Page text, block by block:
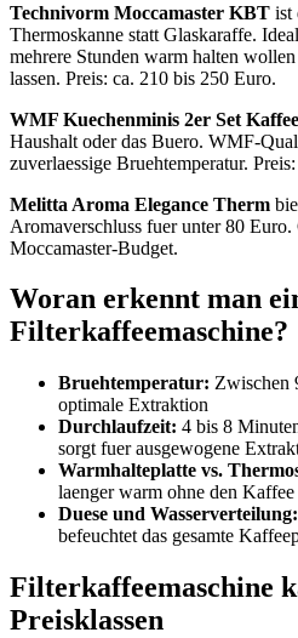
Technivorm Moccamaster KBT ist
Thermoskanne statt Glaskaraffe.
mehrere Stunden warm halten
lassen. Preis: ca. 210 bis 250 Euro.
WMF Kuechenminis 2er Set
Haushalt oder das Buero. WMF-
zuverlaessige Bruehtemperatur.
Melitta Aroma Elegance Therm
Aromaverschluss fuer unter 80
Moccamaster-Budget.
Woran erkennt man
Filterkaffeemaschine?
Bruehtemperatur: Zwischen
optimale Extraktion
Durchlaufzeit: 4 bis 8
sorgt fuer ausgewogene
Warmhalteplatte vs.
laenger warm ohne den
Duese und Wasserverteilung:
befeuchtet das gesamte
Filterkaffeemaschine
Preisklassen